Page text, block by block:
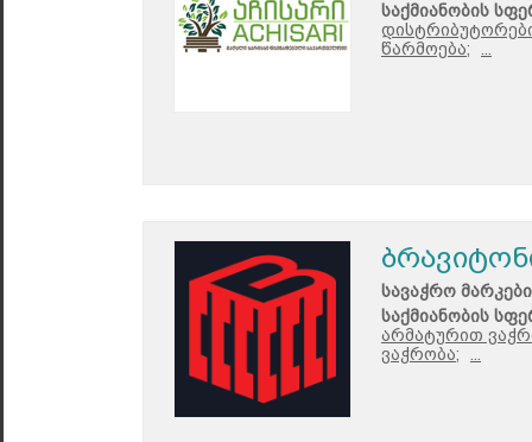
საქმიანობის
წარმოება;
სავაჭრო
საქმიანობის
არმატურით
ვაჭრობა;